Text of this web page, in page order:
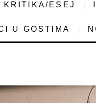
KRITIKA/ESEJ
U GOSTIMA